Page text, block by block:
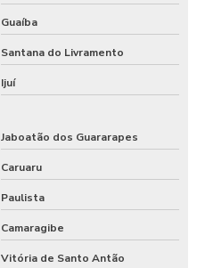
Guaíba
Santana do Livramento
Ijuí
Jaboatão dos Guararapes
Caruaru
Paulista
Camaragibe
Vitória de Santo Antão